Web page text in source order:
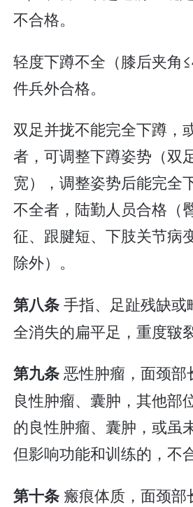
不合格。
轻度下蹲不全（膝后夹角
件兵外合格。
双足并拢不能完全下蹲，
者，可调整下蹲姿势（双
宽），调整姿势后能完全
不全者，陆勤人员合格（
征、跟腱短、下肢关节病
除外）。
第八条手指、足趾残缺
全消失的扁平足，重度皲
第九条恶性肿瘤，面颈部
良性肿瘤、囊肿，其他部
的良性肿瘤、囊肿，或虽
但影响功能和训练的，不
第十条 瘢痕体质，面颈部